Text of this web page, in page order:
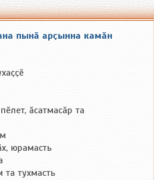
пынӑ арҫынна камӑн
ӑсатмасӑр та
юрамасть
та тухмасть